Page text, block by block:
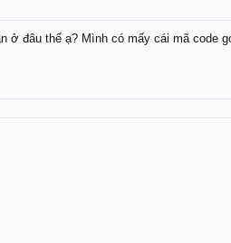
ở đâu thế ạ? Mình có mấy cái mã code